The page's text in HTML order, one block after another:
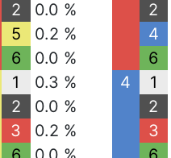
2
0.0 %
5
0.2 %
6
0.0 %
1
0.3 %
2
0.0 %
3
0.2 %
2
4
6
4
1
2
3